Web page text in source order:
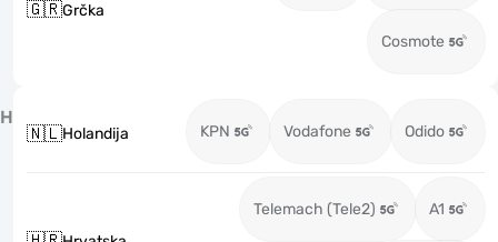
🇬🇷Grčka
Cosmote
H
🇳🇱Holandija KPN Vodafone Odido
Telemach (Tele2) A1